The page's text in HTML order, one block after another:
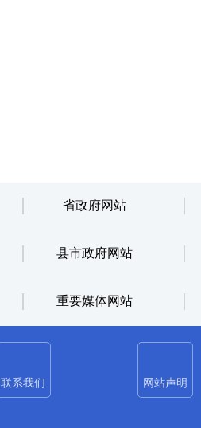
省政府网站
县市政府网站
重要媒体网站
联系我们 网站声明